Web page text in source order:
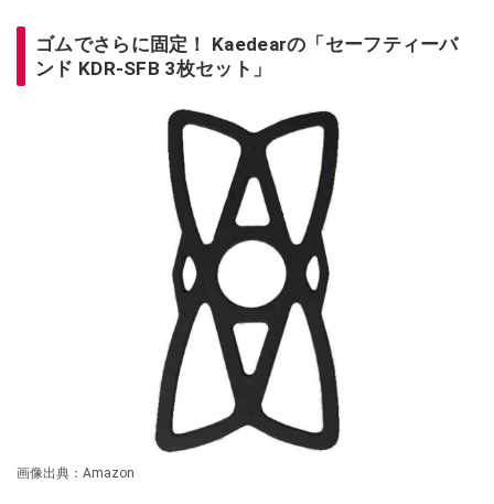
ゴムでさらに固定！ Kaedearの「セーフティーバ
ンド KDR-SFB 3枚セット」
画像出典：Amazon